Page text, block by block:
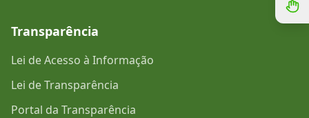
Transparência
Lei de Acesso à Informação
Lei de Transparência
Portal da Transparência